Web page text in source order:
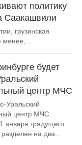
политику
Саакашвили
грузинская
будет
центр МЧС
Уральский
центр МЧС
января грядущего
на два...